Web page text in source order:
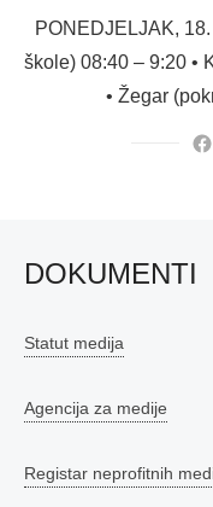
PONEDJELJAK,
škole) 08:40 – 9:20 •
• Žegar
DOKUMENTI
Statut medija
Agencija za medije
Registar neprofitnih